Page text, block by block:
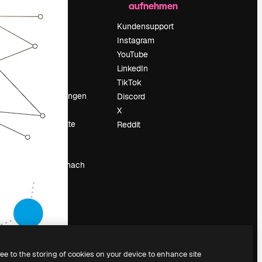
Preise
Reviews
Karriere
Veranstaltungen
Slidesgo
Deine Inhalte
verkaufen
Suchst du nach
aufnehmen
Kundensupport
Instagram
YouTube
LinkedIn
TikTok
Discord
X
Reddit
to the storing of cookies on your device to enhance site